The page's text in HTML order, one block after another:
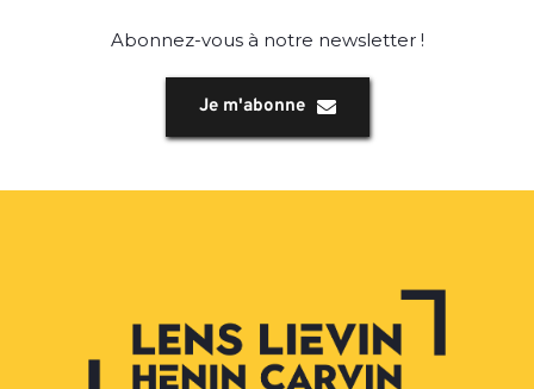
Abonnez-vous à notre newsletter !
Je m'abonne